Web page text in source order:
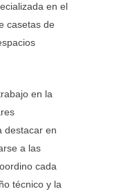
en el
casetas de
en la
destacar en
a las
cada
técnico y la